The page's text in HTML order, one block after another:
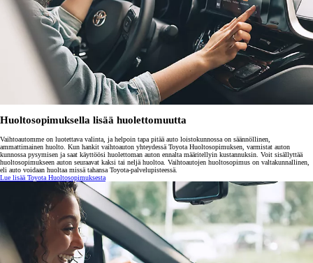
Huoltosopimuksella lisää huolettomuutta
Vaihtoautomme on luotettava valinta, ja helpoin tapa pitää auto loistokunnossa on säännöllinen,
ammattimainen huolto. Kun hankit vaihtoauton yhteydessä Toyota Huoltosopimuksen, varmistat auton
kunnossa pysymisen ja saat käyttöösi huolettoman auton ennalta määritellyin kustannuksin. Voit sisällyttää
huoltosopimukseen auton seuraavat kaksi tai neljä huoltoa. Vaihtoautojen huoltosopimus on valtakunnallinen,
eli auto voidaan huoltaa missä tahansa Toyota-palvelupisteessä.
Lue lisää Toyota Huoltosopimuksesta